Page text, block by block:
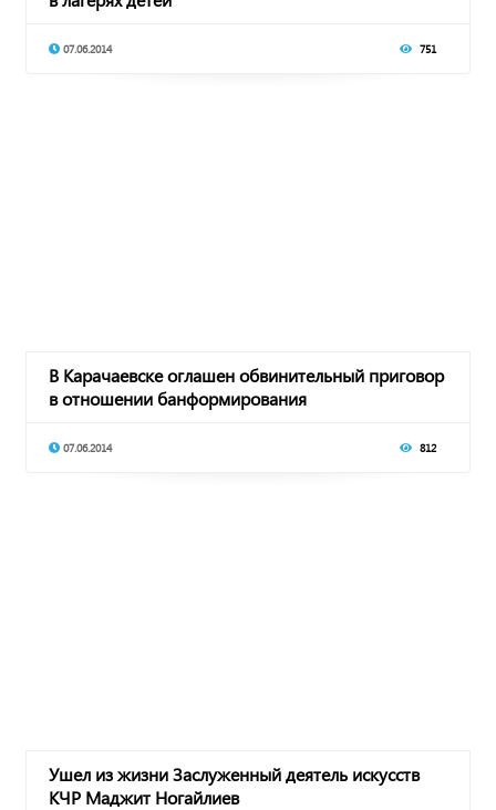
07.06.2014 751
В Карачаевске оглашен обвинительный приговор
в отношении банформирования
07.06.2014 812
Ушел из жизни Заслуженный деятель искусств
КЧР Маджит Ногайлиев